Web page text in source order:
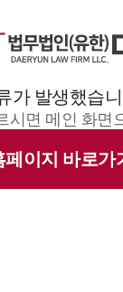
가 발생했습
시면 메인 화면
페이지 바로가